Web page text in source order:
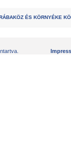
ÉS KÖRNYÉKE